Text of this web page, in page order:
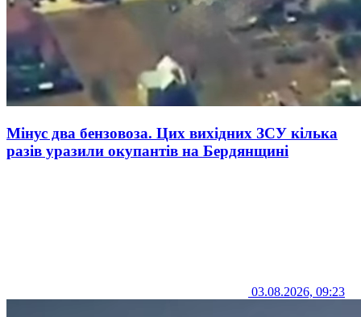
Мінус два бензовоза. Цих вихідних ЗСУ кілька
разів уразили окупантів на Бердянщині
03.08.2026, 09:23